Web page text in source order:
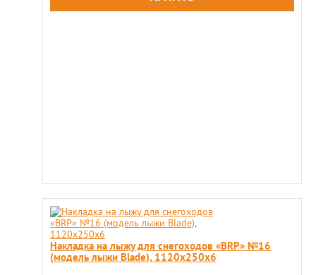
Накладка на лыжу для снегоходов «BRP» №16
(модель лыжи Blade), 1120x250x6